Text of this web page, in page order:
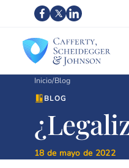
Inicio/Blog
BLOG
18 de mayo de 2022